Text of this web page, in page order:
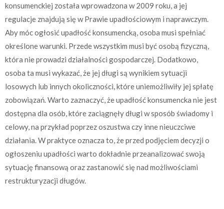
konsumenckiej została wprowadzona w 2009 roku, a jej
regulacje znajdują się w Prawie upadłościowym i naprawczym.
Aby móc ogłosić upadłość konsumencką, osoba musi spełniać
określone warunki. Przede wszystkim musi być osobą fizyczną,
która nie prowadzi działalności gospodarczej. Dodatkowo,
osoba ta musi wykazać, że jej długi są wynikiem sytuacji
losowych lub innych okoliczności, które uniemożliwiły jej spłatę
zobowiązań. Warto zaznaczyć, że upadłość konsumencka nie jest
dostępna dla osób, które zaciągnęły długi w sposób świadomy i
celowy, na przykład poprzez oszustwa czy inne nieuczciwe
działania. W praktyce oznacza to, że przed podjęciem decyzji o
ogłoszeniu upadłości warto dokładnie przeanalizować swoją
sytuację finansową oraz zastanowić się nad możliwościami
restrukturyzacji długów.